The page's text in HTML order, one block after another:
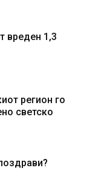
вреден 1,3
регион го
светско